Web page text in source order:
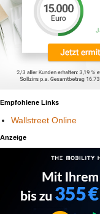
Empfohlene Links
Wallstreet Online
Anzeige